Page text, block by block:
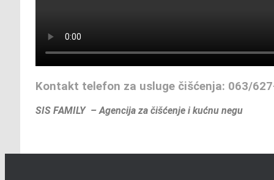
Kontakt telefon za usluge čišćenja: 063/
SIS FAMILY – Agencija za čišćenje i kućnu negu